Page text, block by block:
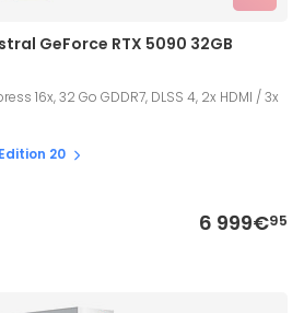
GeForce RTX 5090 32GB
16x, 32 Go GDDR7, DLSS 4, 2x HDMI / 3x
20
6 999€95